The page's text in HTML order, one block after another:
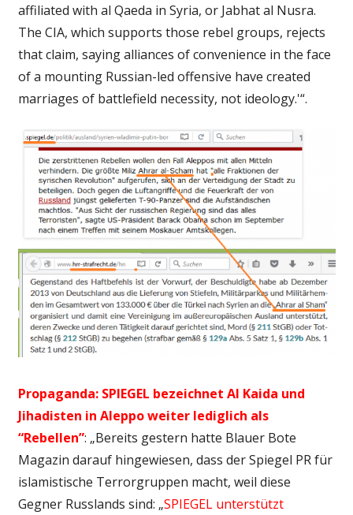
affiliated with al Qaeda in Syria, or Jabhat al Nusra.
The CIA, which supports those rebel groups, rejects
that claim, saying alliances of convenience in the face
of a mounting Russian-led offensive have created
marriages of battlefield necessity, not ideology.'“.
Propaganda: SPIEGEL bezeichnet Al Kaida und
Jihadisten in Aleppo weiter lediglich als
“Rebellen”: „Bereits gestern hatte Blauer Bote
Magazin darauf hingewiesen, dass der Spiegel PR für
islamistische Terrorgruppen macht, weil diese
Gegner Russlands sind: „SPIEGEL unterstützt